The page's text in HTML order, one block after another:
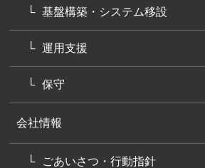
基盤構築・システム移設
運用支援
保守
会社情報
ごあいさつ・行動指針